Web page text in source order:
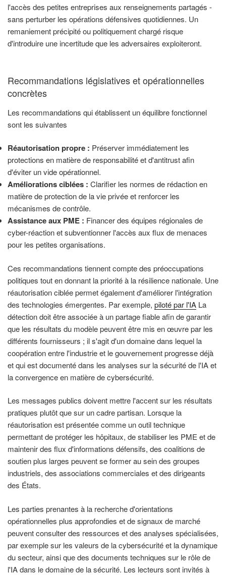
l'accès des petites entreprises aux renseignements partagés -
sans perturber les opérations défensives quotidiennes. Un
remaniement précipité ou politiquement chargé risque
d'introduire une incertitude que les adversaires exploiteront.
Recommandations législatives et opérationnelles
concrètes
Les recommandations qui établissent un équilibre fonctionnel
sont les suivantes
Réautorisation propre : Préserver immédiatement les
protections en matière de responsabilité et d'antitrust afin
d'éviter un vide opérationnel.
Améliorations ciblées : Clarifier les normes de rédaction en
matière de protection de la vie privée et renforcer les
mécanismes de contrôle.
Assistance aux PME : Financer des équipes régionales de
cyber-réaction et subventionner l'accès aux flux de menaces
pour les petites organisations.
Ces recommandations tiennent compte des préoccupations
politiques tout en donnant la priorité à la résilience nationale. Une
réautorisation ciblée permet également d'améliorer l'intégration
des technologies émergentes. Par exemple, piloté par l'IA La
détection doit être associée à un partage fiable afin de garantir
que les résultats du modèle peuvent être mis en œuvre par les
différents fournisseurs ; il s'agit d'un domaine dans lequel la
coopération entre l'industrie et le gouvernement progresse déjà
et qui est documenté dans les analyses sur la sécurité de l'IA et
la convergence en matière de cybersécurité.
Les messages publics doivent mettre l'accent sur les résultats
pratiques plutôt que sur un cadre partisan. Lorsque la
réautorisation est présentée comme un outil technique
permettant de protéger les hôpitaux, de stabiliser les PME et de
maintenir des flux d'informations défensifs, des coalitions de
soutien plus larges peuvent se former au sein des groupes
industriels, des associations commerciales et des dirigeants
des États.
Les parties prenantes à la recherche d'orientations
opérationnelles plus approfondies et de signaux de marché
peuvent consulter des ressources et des analyses spécialisées,
par exemple sur les valeurs de la cybersécurité et la dynamique
du secteur, ainsi que des documents techniques sur le rôle de
l'IA dans le domaine de la sécurité. Les lecteurs sont invités à